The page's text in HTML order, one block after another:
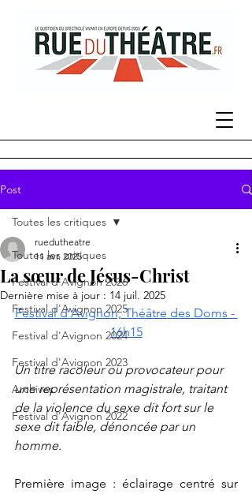
Post
Toutes les critiques
Festival d'Avignon 2026
Festival d'Avignon 2025
Festival d'Avignon 2024
Festival d'Avignon 2023
Archives
Festival d'Avignon 2022
Toutes les critiques
La sœur de Jésus-Christ
ruedutheatre
11 avr. 2025
Dernière mise à jour : 14 juil. 2025
Festival d'Avignon, Théâtre des Doms -
16h15
Un titre racoleur ou provocateur pour
une représentation magistrale, traitant
de la violence du sexe dit fort sur le
sexe dit faible, dénoncée par un
homme.
Première image : éclairage centré sur